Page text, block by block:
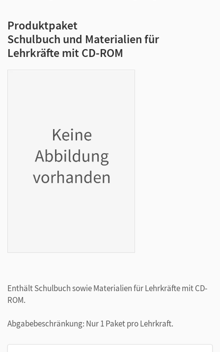
Produktpaket
Schulbuch und Materialien für
Lehrkräfte mit CD-ROM
Enthält Schulbuch sowie Materialien für Lehrkräfte mit CD-
ROM.
Abgabebeschränkung: Nur 1 Paket pro Lehrkraft.